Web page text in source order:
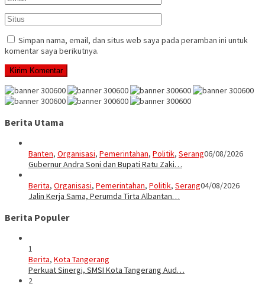
Simpan nama, email, dan situs web saya pada peramban ini untuk
komentar saya berikutnya.
Berita Utama
Banten, Organisasi, Pemerintahan, Politik, Serang06/08/2026
Gubernur Andra Soni dan Bupati Ratu Zaki…
Berita, Organisasi, Pemerintahan, Politik, Serang04/08/2026
Jalin Kerja Sama, Perumda Tirta Albantan…
Berita Populer
1
Berita, Kota Tangerang
Perkuat Sinergi, SMSI Kota Tangerang Aud…
2